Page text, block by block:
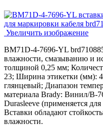
Увеличить изображение
BM71D-4-7696-YL
влажности, смазыванию и
толщиной 0,25 мм;
23; Ширина этикетки (мм):
глянцевый; Диапазон
материала Brady: Винил/В-
Durasleeve (применяется
Вставки обладают
влажности.